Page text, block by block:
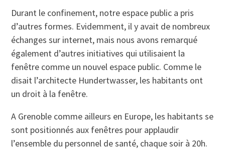
Durant le confinement, notre espace public a pris
d’autres formes. Evidemment, il y avait de nombreux
échanges sur internet, mais nous avons remarqué
également d’autres initiatives qui utilisaient la
fenêtre comme un nouvel espace public. Comme le
disait l’architecte Hundertwasser, les habitants ont
un droit à la fenêtre.
A Grenoble comme ailleurs en Europe, les habitants se
sont positionnés aux fenêtres pour applaudir
l’ensemble du personnel de santé, chaque soir à 20h.